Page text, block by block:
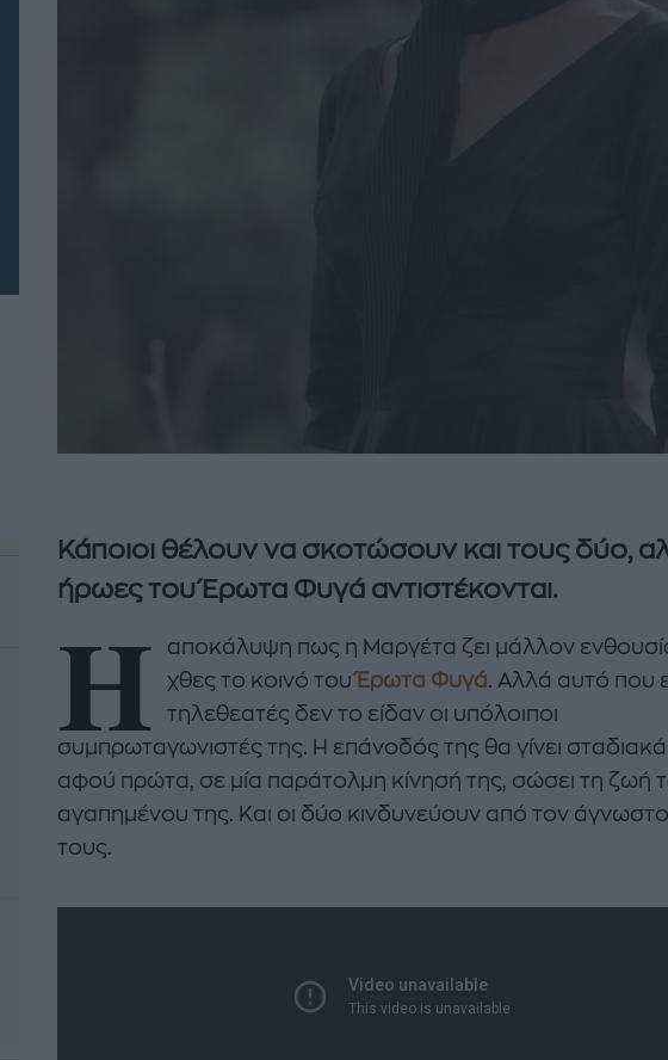
Κάποιοι θέλουν να σκοτώσουν και τους δύο,
ήρωες του Έρωτα Φυγά αντιστέκονται.
Η
αποκάλυψη πως η Μαργέτα ζει μάλλον
χθες το κοινό τουΈρωτα Φυγά. Αλλά αυτό που
τηλεθεατές δεν το είδαν οι υπόλοιποι
συμπρωταγωνιστές της. Η επάνοδός της θα γίνει σταδιακά
αφού πρώτα, σε μία παράτολμη κίνησή της, σώσει τη ζωή
αγαπημένου της. Και οι δύο κινδυνεύουν από τον
τους.
καρπούζι, φέτα και φράουλες
πανικού νόμιζα πως θα
πεθάνω»